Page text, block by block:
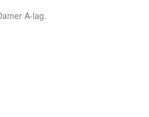
A-lag.